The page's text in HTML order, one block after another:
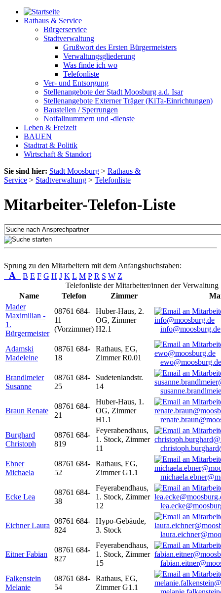
Rathaus & Service
Bürgerservice
Stadtverwaltung
Grußwort des Ersten Bürgermeisters
Verwaltungsgliederung
Was finde ich wo
Telefonliste
Ver- und Entsorgung
Stellenangebote der Stadt Moosburg a.d. Isar
Stellenangebote Externer Träger (KiTa-Einrichtungen)
Baustellen / Sperrungen
Notfallnummern und -dienste
Leben & Freizeit
BAUEN
Stadtrat & Politik
Wirtschaft & Standort
Sie sind hier: Stadt Moosburg > Rathaus &
Service > Stadtverwaltung > Telefonliste
Mitarbeiter-Telefon-Liste
Sprung zu den Mitarbeitern mit dem Anfangsbuchstaben:
A B E F G H J K L M P R S W Z
Telefonliste der Mitarbeiter/innen der Verwaltung
Name
Telefon Zimmer
Mader
Maximilian -
1.
Bürgermeister
08761 684-
11
(Vorzimmer)
Huber-Haus, 2.
OG, Zimmer
H2.1
info@moosburg.de
Adamski
Madeleine
08761 684-
18
Rathaus, EG,
Zimmer R0.01
ewo@moosburg.de
Brandlmeier
Susanne
08761 684-
25
Sudetenlandstr.
14
Braun Renate
08761 684-
21
Huber-Haus, 1.
OG, Zimmer
H1.1
Burghard
Christoph
08761 684-
819
Feyerabendhaus,
1. Stock, Zimmer
11
Ebner
Michaela
08761 684-
52
Rathaus, EG,
Zimmer G1.1
Ecke Lea
08761 684-
38
Feyerabendhaus,
1. Stock, Zimmer
12
Eichner Laura
08761 684-
824
Hypo-Gebäude,
3. Stock
Eitner Fabian
08761 684-
827
Feyerabendhaus,
1. Stock, Zimmer
15
Falkenstein
Melanie
08761 684-
54
Rathaus, EG,
Zimmer G1.1